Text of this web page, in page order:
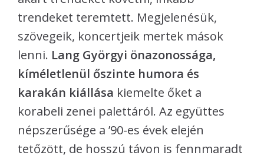
trendeket teremtett. Megjelenésük,
szövegeik, koncertjeik mertek mások
lenni. Lang Györgyi önazonossága,
kíméletlenül őszinte humora és
karakán kiállása kiemelte őket a
korabeli zenei palettáról. Az együttes
népszerűsége a ’90-es évek elején
tetőzött, de hosszú távon is fennmaradt